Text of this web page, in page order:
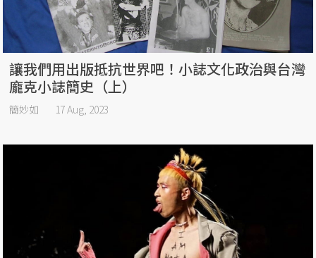
讓我們用出版抵抗世界吧！小誌文化政治與台灣
龐克小誌簡史（上）
簡妙如 17 Aug, 2023